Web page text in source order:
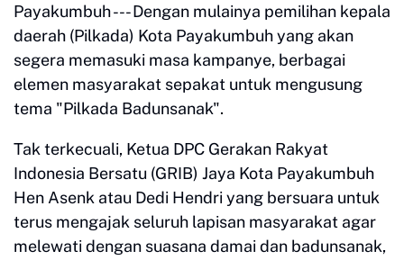
Payakumbuh --- Dengan mulainya pemilihan kepala
daerah (Pilkada) Kota Payakumbuh yang akan
segera memasuki masa kampanye, berbagai
elemen masyarakat sepakat untuk mengusung
tema "Pilkada Badunsanak".
Tak terkecuali, Ketua DPC Gerakan Rakyat
Indonesia Bersatu (GRIB) Jaya Kota Payakumbuh
Hen Asenk atau Dedi Hendri yang bersuara untuk
terus mengajak seluruh lapisan masyarakat agar
melewati dengan suasana damai dan badunsanak,